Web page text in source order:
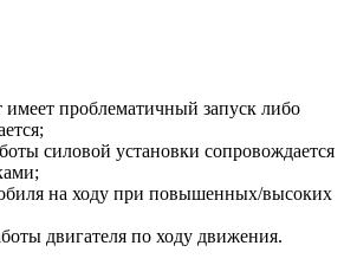
имеет проблематичный запуск либо
силовой установки сопровождается
на ходу при повышенных/высоких
двигателя по ходу движения.